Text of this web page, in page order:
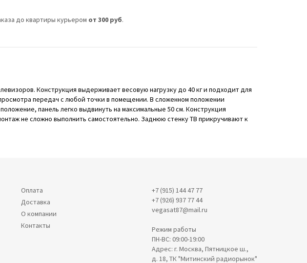
до квартиры курьером от 300 руб.
Конструкция выдерживает весовую нагрузку до 40 кг и подходит для
передач с любой точки в помещении. В сложенном положении
панель легко выдвинуть на максимальные 50 см. Конструкция
не сложно выполнить самостоятельно. Заднюю стенку ТВ прикручивают к
Оплата
Доставка
О компании
Контакты
+7 (915) 144 47 77
+7 (926) 937 77 44
vegasat87@mail.ru
Режим работы
ПН-ВС: 09:00-19:00
Адрес: г. Москва, Пятницкое ш.,
д. 18, ТК "Митинский радиорынок"